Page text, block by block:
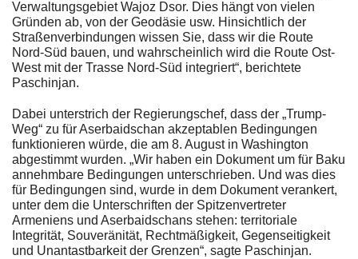
Verwaltungsgebiet Wajoz Dsor. Dies hängt von vielen
Gründen ab, von der Geodäsie usw. Hinsichtlich der
Straßenverbindungen wissen Sie, dass wir die Route
Nord-Süd bauen, und wahrscheinlich wird die Route Ost-
West mit der Trasse Nord-Süd integriert“, berichtete
Paschinjan.
Dabei unterstrich der Regierungschef, dass der „Trump-
Weg“ zu für Aserbaidschan akzeptablen Bedingungen
funktionieren würde, die am 8. August in Washington
abgestimmt wurden. „Wir haben ein Dokument um für Baku
annehmbare Bedingungen unterschrieben. Und was dies
für Bedingungen sind, wurde in dem Dokument verankert,
unter dem die Unterschriften der Spitzenvertreter
Armeniens und Aserbaidschans stehen: territoriale
Integrität, Souveränität, Rechtmäßigkeit, Gegenseitigkeit
und Unantastbarkeit der Grenzen“, sagte Paschinjan.